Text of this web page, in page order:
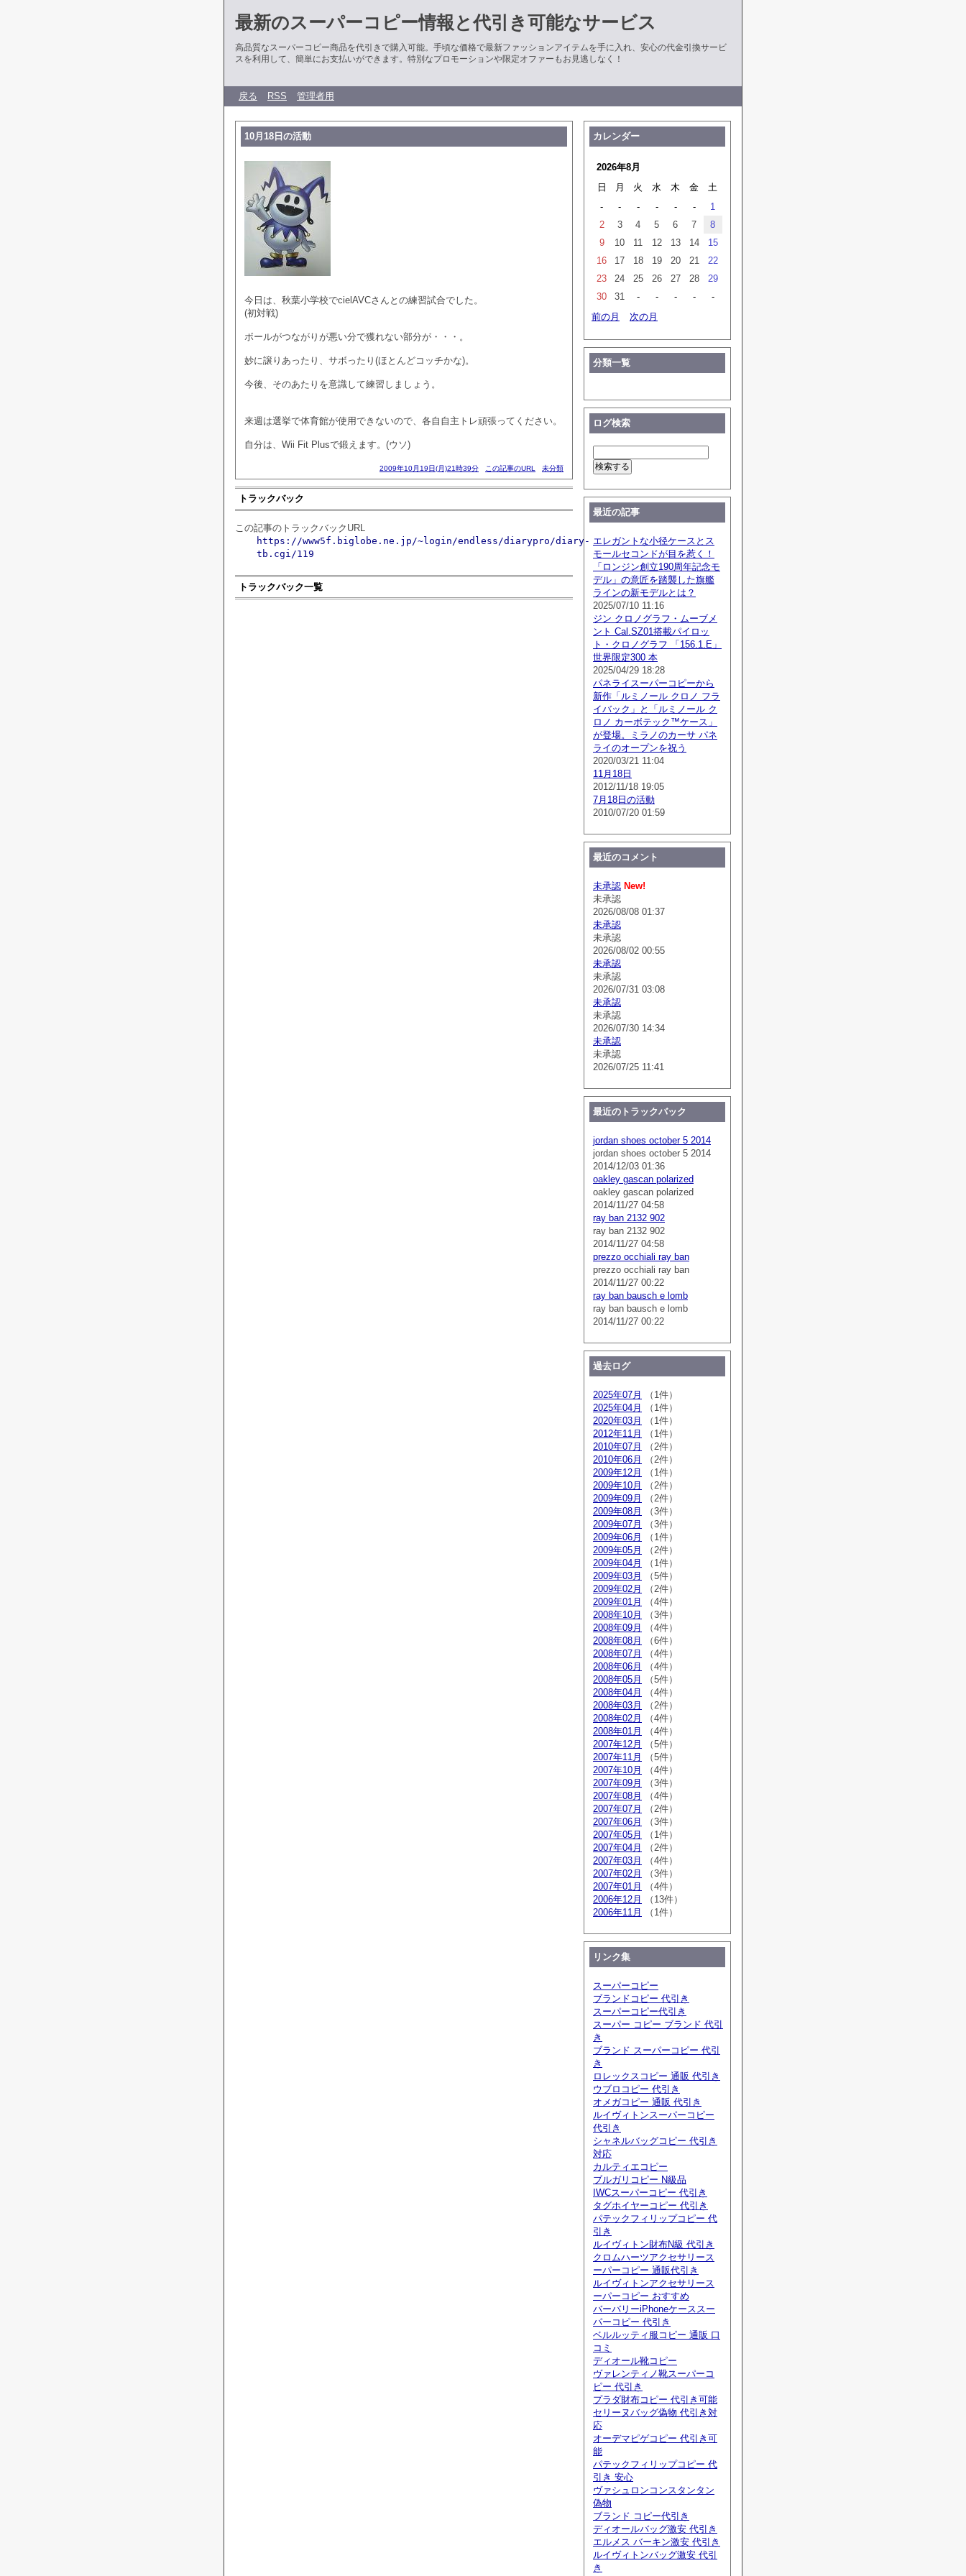
最新のスーパーコピー情報と代引き可能なサービス
高品質なスーパーコピー商品を代引きで購入可能。手頃な価格で最新ファッションアイテムを手に入れ、安心の代金引換サービ
スを利用して、簡単にお支払いができます。特別なプロモーションや限定オファーもお見逃しなく！
戻る RSS 管理者用
10月18日の活動
今日は、秋葉小学校でcielAVCさんとの練習試合でした。
(初対戦)
ボールがつながりが悪い分で獲れない部分が・・・。
妙に譲りあったり、サボったり(ほとんどコッチかな)。
今後、そのあたりを意識して練習しましょう。
来週は選挙で体育館が使用できないので、各自自主トレ頑張ってください。
自分は、Wii Fit Plusで鍛えます。(ウソ)
2009年10月19日(月)21時39分 この記事のURL 未分類
トラックバック
この記事のトラックバックURL
https://www5f.biglobe.ne.jp/~login/endless/diarypro/diary-
tb.cgi/119
トラックバック一覧
カレンダー
2026年8月
日
月 火 水 木 金
土
-
- - - - -
1
2
3 4 5 6 7
8
9
10 11 12 13 14
15
16
17 18 19 20 21
22
23
24 25 26 27 28
29
30
31 - - - -
-
前の月
次の月
分類一覧
ログ検索
最近の記事
エレガントな小径ケースとス
モールセコンドが目を惹く！
「ロンジン創立190周年記念モ
デル」の意匠を踏襲した旗艦
ラインの新モデルとは？
2025/07/10 11:16
ジン クロノグラフ・ムーブメ
ント Cal.SZ01搭載パイロッ
ト・クロノグラフ 「156.1.E」
世界限定300 本
2025/04/29 18:28
パネライスーパーコピーから
新作「ルミノール クロノ フラ
イバック」と「ルミノール ク
ロノ カーボテック™ケース」
が登場。ミラノのカーサ パネ
ライのオープンを祝う
2020/03/21 11:04
11月18日
2012/11/18 19:05
7月18日の活動
2010/07/20 01:59
最近のコメント
未承認 New!
未承認
2026/08/08 01:37
未承認
未承認
2026/08/02 00:55
未承認
未承認
2026/07/31 03:08
未承認
未承認
2026/07/30 14:34
未承認
未承認
2026/07/25 11:41
最近のトラックバック
jordan shoes october 5 2014
jordan shoes october 5 2014
2014/12/03 01:36
oakley gascan polarized
oakley gascan polarized
2014/11/27 04:58
ray ban 2132 902
ray ban 2132 902
2014/11/27 04:58
prezzo occhiali ray ban
prezzo occhiali ray ban
2014/11/27 00:22
ray ban bausch e lomb
ray ban bausch e lomb
2014/11/27 00:22
過去ログ
2025年07月
（1件）
2025年04月
（1件）
2020年03月
（1件）
2012年11月
（1件）
2010年07月
（2件）
2010年06月
（2件）
2009年12月
（1件）
2009年10月
（2件）
2009年09月
（2件）
2009年08月
（3件）
2009年07月
（3件）
2009年06月
（1件）
2009年05月
（2件）
2009年04月
（1件）
2009年03月
（5件）
2009年02月
（2件）
2009年01月
（4件）
2008年10月
（3件）
2008年09月
（4件）
2008年08月
（6件）
2008年07月
（4件）
2008年06月
（4件）
2008年05月
（5件）
2008年04月
（4件）
2008年03月
（2件）
2008年02月
（4件）
2008年01月
（4件）
2007年12月
（5件）
2007年11月
（5件）
2007年10月
（4件）
2007年09月
（3件）
2007年08月
（4件）
2007年07月
（2件）
2007年06月
（3件）
2007年05月
（1件）
2007年04月
（2件）
2007年03月
（4件）
2007年02月
（3件）
2007年01月
（4件）
2006年12月
（13件）
2006年11月
（1件）
リンク集
スーパーコピー
ブランドコピー 代引き
スーパーコピー代引き
スーパー コピー ブランド 代引
き
ブランド スーパーコピー 代引
き
ロレックスコピー 通販 代引き
ウブロコピー 代引き
オメガコピー 通販 代引き
ルイヴィトンスーパーコピー
代引き
シャネルバッグコピー 代引き
対応
カルティエコピー
ブルガリコピー N級品
IWCスーパーコピー 代引き
タグホイヤーコピー 代引き
パテックフィリップコピー 代
引き
ルイヴィトン財布N級 代引き
クロムハーツアクセサリース
ーパーコピー 通販代引き
ルイヴィトンアクセサリース
ーパーコピー おすすめ
バーバリーiPhoneケーススー
パーコピー 代引き
ベルルッティ服コピー 通販 口
コミ
ディオール靴コピー
ヴァレンティノ靴スーパーコ
ピー 代引き
プラダ財布コピー 代引き可能
セリーヌバッグ偽物 代引き対
応
オーデマピゲコピー 代引き可
能
パテックフィリップコピー 代
引き 安心
ヴァシュロンコンスタンタン
偽物
ブランド コピー代引き
ディオールバッグ激安 代引き
エルメス バーキン激安 代引き
ルイヴィトンバッグ激安 代引
き